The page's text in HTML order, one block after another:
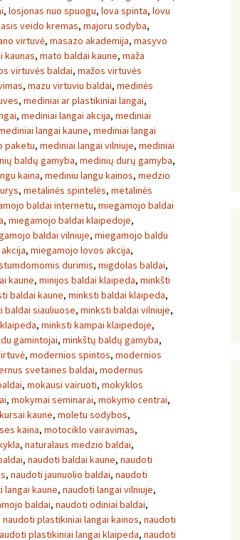
, losjonas nuo spuogu, lova spinta, lovu
veido kremas, majoru sodyba,
virtuvė, masazo akademija, masyvo
kaunas, mato baldai kaune, maža
virtuvės baldai, mažos virtuvės
, mazu virtuviu baldai, medinės
, mediniai ar plastikiniai langai,
, mediniai langai akcija, mediniai
langai kaune, mediniai langai
paketu, mediniai langai vilniuje, mediniai
baldų gamyba, medinių durų gamyba,
kaina, mediniu langu kainos, medzio
, metalinės spintelės, metalinės
baldai internetu, miegamojo baldai
, miegamojo baldai klaipedoje,
baldai vilniuje, miegamojo baldu
, miegamojo lovos akcija,
durimis, migdolas baldai,
kaune, minijos baldai klaipeda, minkšti
baldai kaune, minksti baldai klaipeda,
baldai siauliuose, minksti baldai vilniuje,
, minksti kampai klaipedoje,
gamintojai, minkštų baldų gamyba,
, modernios spintos, modernios
svetaines baldai, modernus
, mokausi vairuoti, mokyklos
, mokymai seminarai, mokymo centrai,
kaune, moletu sodybos,
kaina, motociklo vairavimas,
, naturalaus medzio baldai,
, naudoti baldai kaune, naudoti
, naudoti jaunuolio baldai, naudoti
langai kaune, naudoti langai vilniuje,
baldai, naudoti odiniai baldai,
naudoti plastikiniai langai kainos, naudoti
plastikiniai langai klaipeda, naudoti